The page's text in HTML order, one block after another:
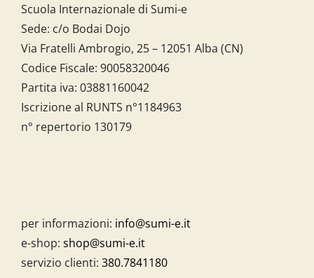
Scuola Internazionale di Sumi-e
Sede: c/o Bodai Dojo
Via Fratelli Ambrogio, 25 – 12051 Alba (CN)
Codice Fiscale: 90058320046
Partita iva: 03881160042
Iscrizione al RUNTS n°1184963
n° repertorio 130179
per informazioni: info@sumi-e.it
e-shop: shop@sumi-e.it
servizio clienti: 380.7841180